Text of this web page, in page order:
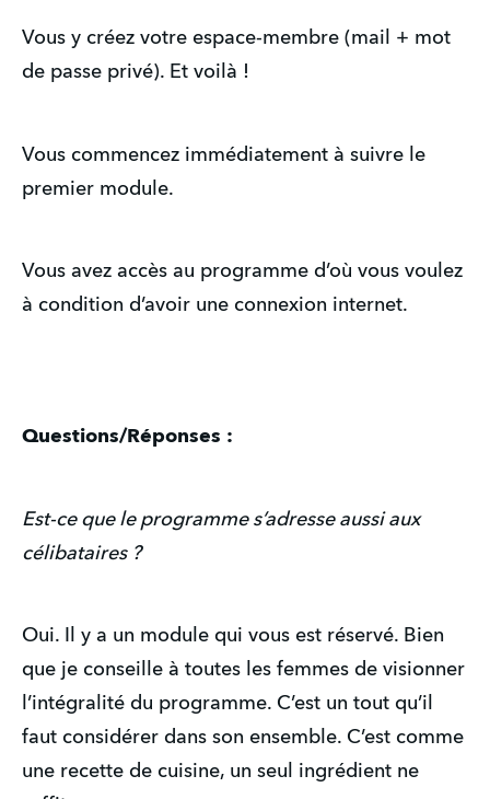
Vous y créez votre espace-membre (mail + mot
de passe privé). Et voilà !
Vous commencez immédiatement à suivre le
premier module.
Vous avez accès au programme d’où vous voulez
à condition d’avoir une connexion internet.
Questions/Réponses :
Est-ce que le programme s’adresse aussi aux
célibataires ?
Oui. Il y a un module qui vous est réservé. Bien
que je conseille à toutes les femmes de visionner
l’intégralité du programme. C’est un tout qu’il
faut considérer dans son ensemble. C’est comme
une recette de cuisine, un seul ingrédient ne